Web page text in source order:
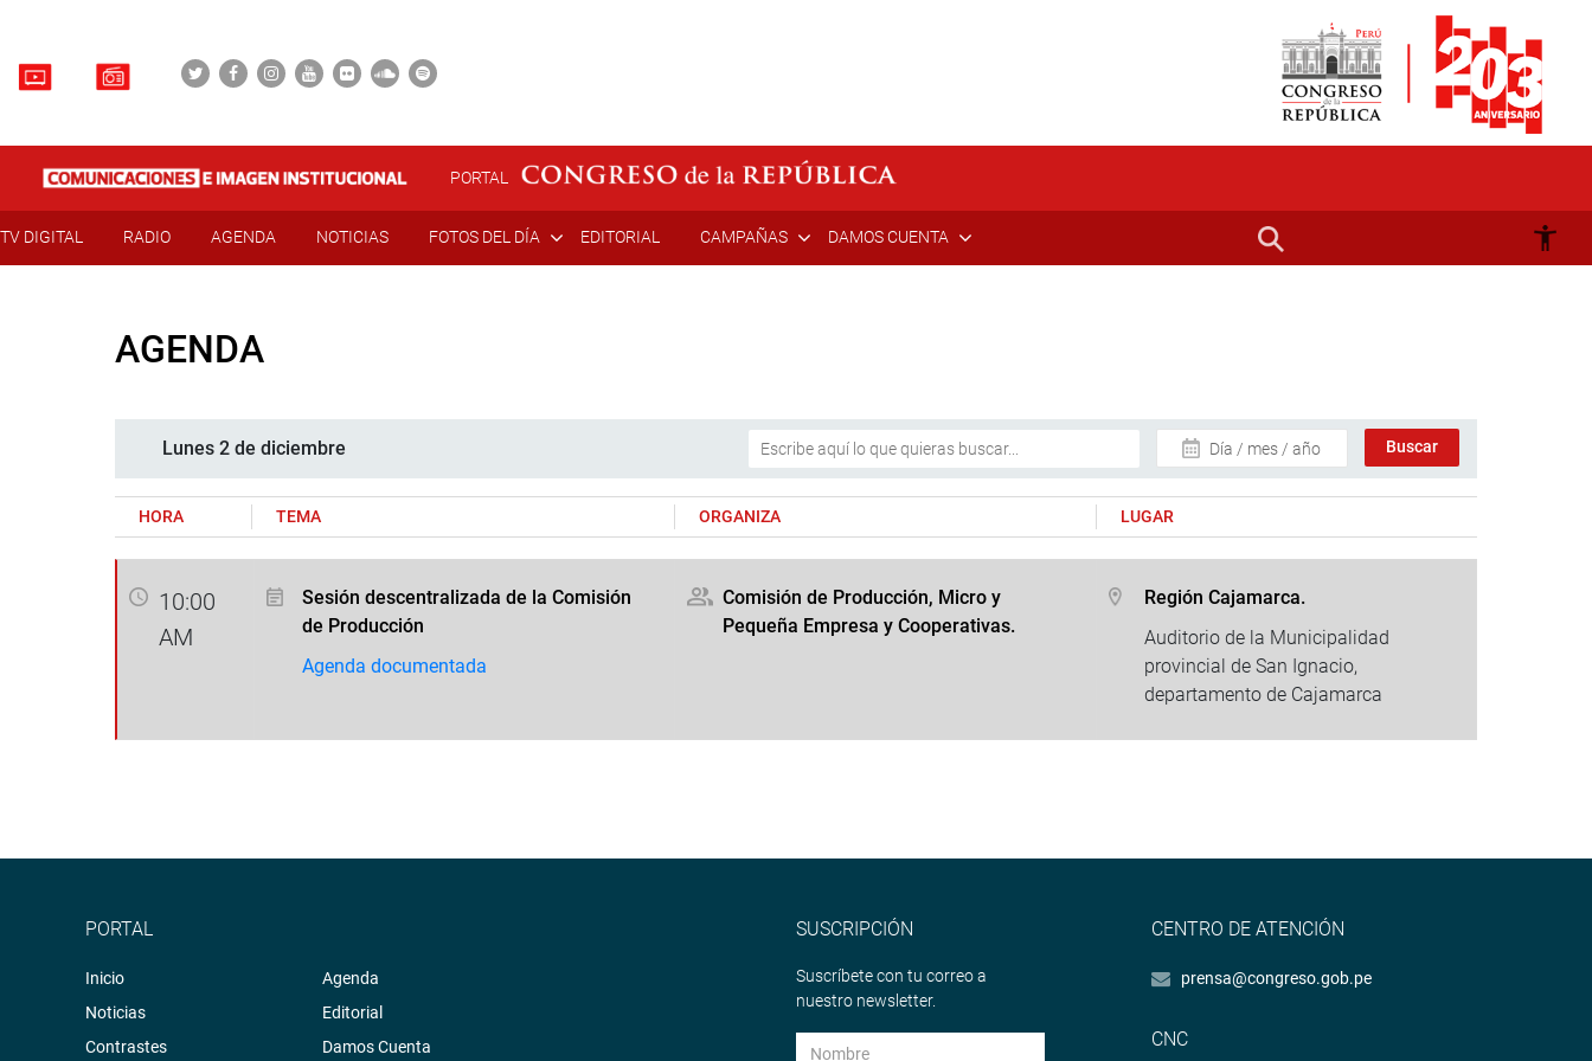
PORTAL
TV DIGITAL RADIO AGENDA NOTICIAS FOTOS DEL DÍA EDITORIAL CAMPAÑAS DAMOS CUENTA
AGENDA
Lunes 2 de diciembre Día / mes / año
HORA TEMA ORGANIZA LUGAR
10:00
AM
Sesión descentralizada de la Comisión
de Producción
Agenda documentada
Comisión de Producción, Micro y
Pequeña Empresa y Cooperativas.
Región Cajamarca.
Auditorio de la Municipalidad
provincial de San Ignacio,
departamento de Cajamarca
PORTAL
Inicio
Noticias
Contrastes
Agenda
Editorial
Damos Cuenta
SUSCRIPCIÓN
Suscríbete con tu correo a
nuestro newsletter.
CENTRO DE ATENCIÓN
prensa@congreso.gob.pe
CNC